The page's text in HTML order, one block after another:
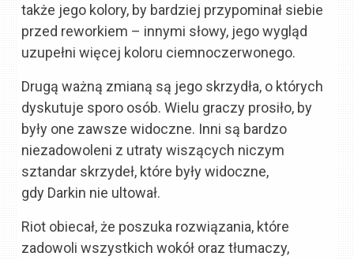
także jego kolory, by bardziej przypominał siebie
przed reworkiem – innymi słowy, jego wygląd
uzupełni więcej koloru ciemnoczerwonego.
Drugą ważną zmianą są jego skrzydła, o których
dyskutuje sporo osób. Wielu graczy prosiło, by
były one zawsze widoczne. Inni są bardzo
niezadowoleni z utraty wiszących niczym
sztandar skrzydeł, które były widoczne,
gdy Darkin nie ultował.
Riot obiecał, że poszuka rozwiązania, które
zadowoli wszystkich wokół oraz tłumaczy,